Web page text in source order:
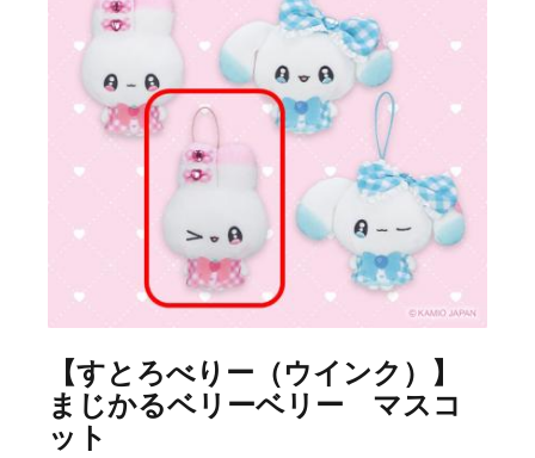
【すとろべりー（ウインク）】
まじかるベリーベリー マスコ
ット